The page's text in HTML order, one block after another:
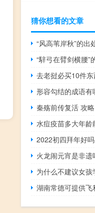
猜你想看的文章
“风高苇岸秋”的出
“騂弓在臂剑横腰”
去老挝必买10件
形容勾结的成语有
秦殇前传复活 攻略
水痘疫苗多大年龄
2022初四拜年好吗
火龙闹元宵是非遗
为什么不建议女孩